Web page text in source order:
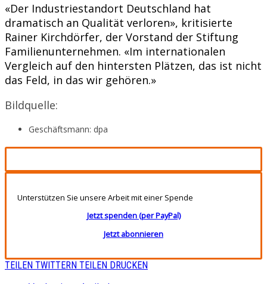
«Der Industriestandort Deutschland hat
dramatisch an Qualität verloren», kritisierte
Rainer Kirchdörfer, der Vorstand der Stiftung
Familienunternehmen. «Im internationalen
Vergleich auf den hintersten Plätzen, das ist nicht
das Feld, in das wir gehören.»
Bildquelle:
Geschäftsmann: dpa
Unterstützen Sie unsere Arbeit mit einer Spende
Jetzt spenden (per PayPal)
Jetzt abonnieren
TEILEN TWITTERN TEILEN DRUCKEN